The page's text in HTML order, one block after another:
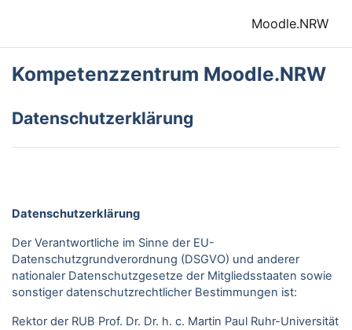
Moodle.NRW
Kompetenzzentrum Moodle.NRW
Datenschutzerklärung
Datenschutzerklärung
Der Verantwortliche im Sinne der EU-
Datenschutzgrundverordnung (DSGVO) und anderer
nationaler Datenschutzgesetze der Mitgliedsstaaten sowie
sonstiger datenschutzrechtlicher Bestimmungen ist:
Rektor der RUB Prof. Dr. Dr. h. c. Martin Paul Ruhr-Universität